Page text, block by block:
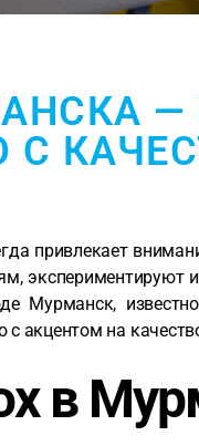
—
С
привлекает
экспериментируют
Мурманск,
акцентом на
в